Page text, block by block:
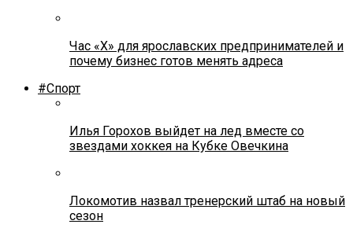
Час «Х» для ярославских предпринимателей и
почему бизнес готов менять адреса
#Спорт
Илья Горохов выйдет на лед вместе со
звездами хоккея на Кубке Овечкина
Локомотив назвал тренерский штаб на новый
сезон